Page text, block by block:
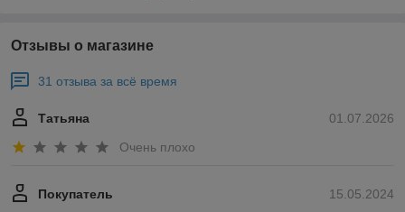
Отзывы о магазине
31 отзыва за всё время
01.07.2026
Татьяна
Очень плохо
15.05.2024
Покупатель